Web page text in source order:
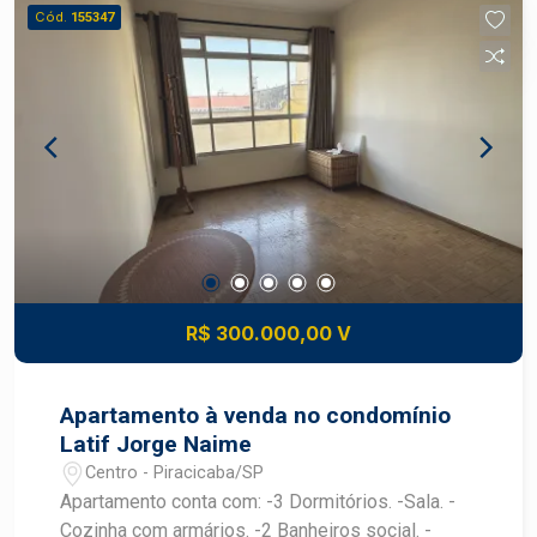
Cód. 155347
R$ 300.000,00 V
Apartamento à venda no condomínio
Latif Jorge Naime
Centro - Piracicaba/SP
Apartamento conta com: -3 Dormitórios. -Sala. -
Cozinha com armários. -2 Banheiros social. -